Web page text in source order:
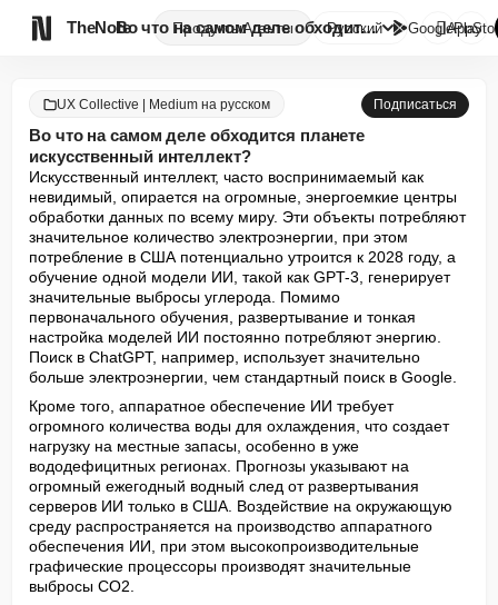
TheNote ПродуктыАгенты Во что на самом деле обходится...
Русский GooglePlay

UX Collective | Medium на русском Подписаться
Во что на самом деле обходится планете
искусственный интеллект?
Искусственный интеллект, часто воспринимаемый как
невидимый, опирается на огромные, энергоемкие центры
обработки данных по всему миру. Эти объекты потребляют
значительное количество электроэнергии, при этом
потребление в США потенциально утроится к 2028 году, а
обучение одной модели ИИ, такой как GPT-3, генерирует
значительные выбросы углерода. Помимо
первоначального обучения, развертывание и тонкая
настройка моделей ИИ постоянно потребляют энергию.
Поиск в ChatGPT, например, использует значительно
больше электроэнергии, чем стандартный поиск в Google.
Кроме того, аппаратное обеспечение ИИ требует
огромного количества воды для охлаждения, что создает
нагрузку на местные запасы, особенно в уже
вододефицитных регионах. Прогнозы указывают на
огромный ежегодный водный след от развертывания
серверов ИИ только в США. Воздействие на окружающую
среду распространяется на производство аппаратного
обеспечения ИИ, при этом высокопроизводительные
графические процессоры производят значительные
выбросы CO2.